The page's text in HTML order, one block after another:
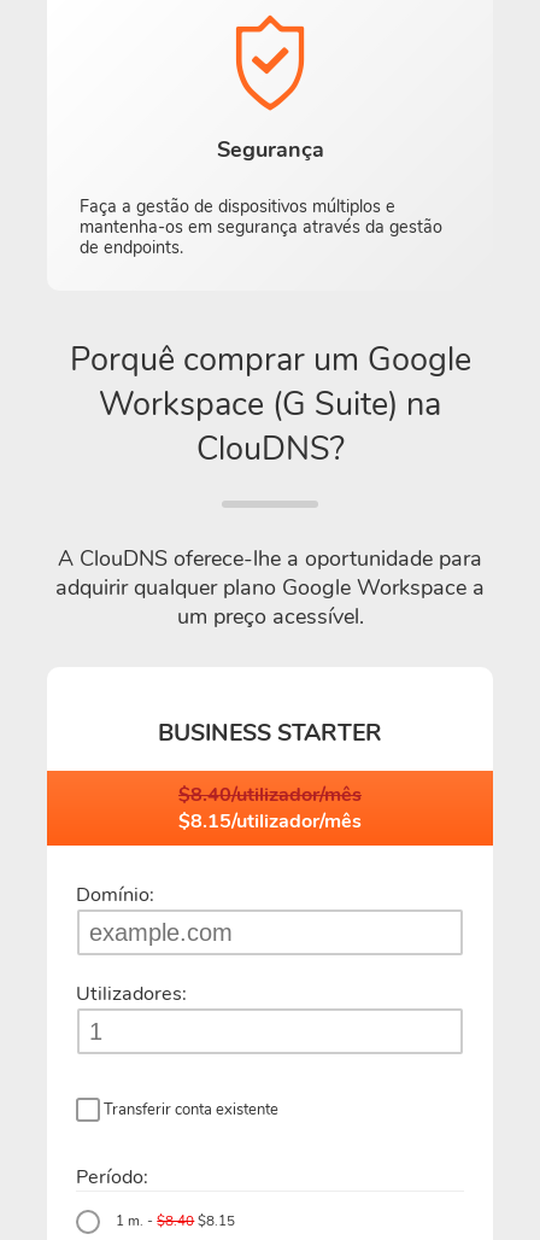
Segurança
Faça a gestão de dispositivos múltiplos e
mantenha-os em segurança através da gestão
de endpoints.
Porquê comprar um Google
Workspace (G Suite) na
ClouDNS?
A ClouDNS oferece-lhe a oportunidade para
adquirir qualquer plano Google Workspace a
um preço acessível.
BUSINESS STARTER
$8.40/utilizador/mês
$8.15/utilizador/mês
Domínio:
Utilizadores:
Transferir conta existente
Período:
1 m. -$8.40$8.15